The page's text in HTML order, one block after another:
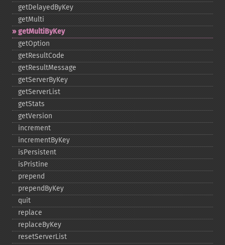
getDelayedByKey
getMulti
getMultiByKey
getOption
getResultCode
getResultMessage
getServerByKey
getServerList
getStats
getVersion
increment
incrementByKey
isPersistent
isPristine
prepend
prependByKey
quit
replace
replaceByKey
resetServerList